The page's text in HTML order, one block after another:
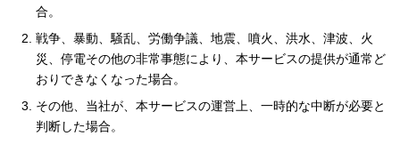
合。
戦争、暴動、騒乱、労働争議、地震、噴火、洪水、津波、火
災、停電その他の非常事態により、本サービスの提供が通常ど
おりできなくなった場合。
その他、当社が、本サービスの運営上、一時的な中断が必要と
判断した場合。